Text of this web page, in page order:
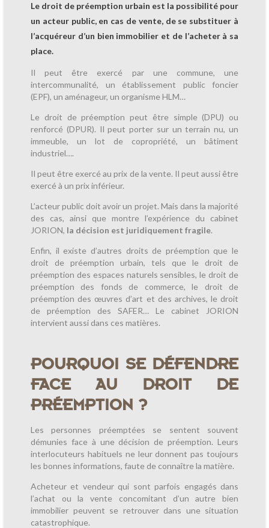
Le droit de préemption urbain est la possibilité pour
un acteur public, en cas de vente, de se substituer à
l’acquéreur d’un bien immobilier et de l’acheter à sa
place.
Il peut être exercé par une commune, une
intercommunalité, un établissement public foncier
(EPF), un aménageur, un organisme HLM…
Le droit de préemption peut être simple (DPU) ou
renforcé (DPUR). Il peut porter sur un terrain nu, un
immeuble, un lot de copropriété, un bâtiment
industriel….
Il peut être exercé au prix de la vente. Il peut aussi être
exercé à un prix inférieur.
L’acteur public doit avoir un projet. Mais dans la majorité
des cas, ainsi que montre l’expérience du cabinet
JORION, la décision est juridiquement fragile.
Enfin, il existe d’autres droits de préemption que le
droit de préemption urbain, tels que le droit de
préemption des espaces naturels sensibles, le droit de
préemption des fonds de commerce, le droit de
préemption des œuvres d’art et des archives, le droit
de préemption des SAFER… Le cabinet JORION
intervient aussi dans ces matières.
POURQUOI SE DÉFENDRE
FACE AU DROIT DE
PRÉEMPTION ?
Les personnes préemptées se sentent souvent
démunies face à une décision de préemption. Leurs
interlocuteurs habituels ne leur donnent pas toujours
les bonnes informations, faute de connaître la matière.
Acheteur et vendeur qui sont parfois engagés dans
l’achat ou la vente concomitant d’un autre bien
immobilier peuvent se retrouver dans une situation
catastrophique.